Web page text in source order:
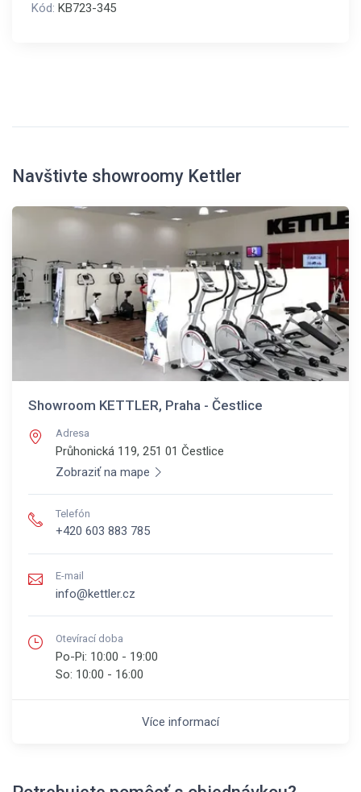
Kód: KB723-345
Navštivte showroomy Kettler
Showroom KETTLER, Praha - Čestlice
Adresa
Průhonická 119, 251 01 Čestlice
Zobraziť na mape
Telefón
+420 603 883 785
E-mail
info@kettler.cz
Otevírací doba
Po-Pi: 10:00 - 19:00
So: 10:00 - 16:00
Více informací